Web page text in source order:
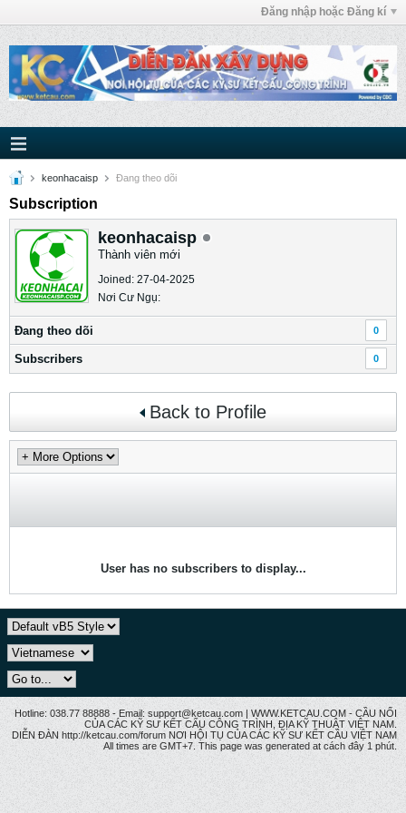
Đăng nhập hoặc Đăng kí
keonhacaisp Ðang theo dõi
Subscription
keonhacaisp
Thành viên mới
Joined: 27-04-2025
Nơi Cư Ngụ:
Ðang theo dõi 0
Subscribers 0
Back to Profile
User has no subscribers to display...
Hotline: 038.77 88888 - Email: support@ketcau.com | WWW.KETCAU.COM - CẦU NỐI
CỦA CÁC KỸ SƯ KẾT CẤU CÔNG TRÌNH, ĐỊA KỸ THUẬT VIỆT NAM.
DIỄN ĐÀN http://ketcau.com/forum NƠI HỘI TỤ CỦA CÁC KỸ SƯ KẾT CÂU VIỆT NAM
All times are GMT+7. This page was generated at cách đây 1 phút.